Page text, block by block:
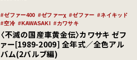
ゼファー400 ゼファーχ ゼファー
ネイキッド
空冷
KAWASAKI カワサキ
〈不滅の国産車黄金伝〉カワサキ ゼフ
ァー[1989-2009] 全年式／全色アル
バム(2バルブ編)